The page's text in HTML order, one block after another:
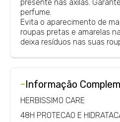
presente nas axilas.
perfume.
Evita o aparecimento de
roupas pretas e amarelas
deixa resíduos nas suas
-Informação
HERBISSIMO CARE
48H PROTECAO E